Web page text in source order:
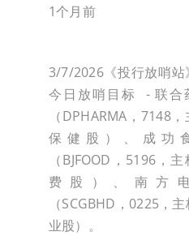
1个月前
3/7/2026《投行放哨站
今日放哨目标 - 联合
（DPHARMA，7148，
保健股）、成功
（BJFOOD，5196，
费股）、南方
（SCGBHD，0225，
业股）。